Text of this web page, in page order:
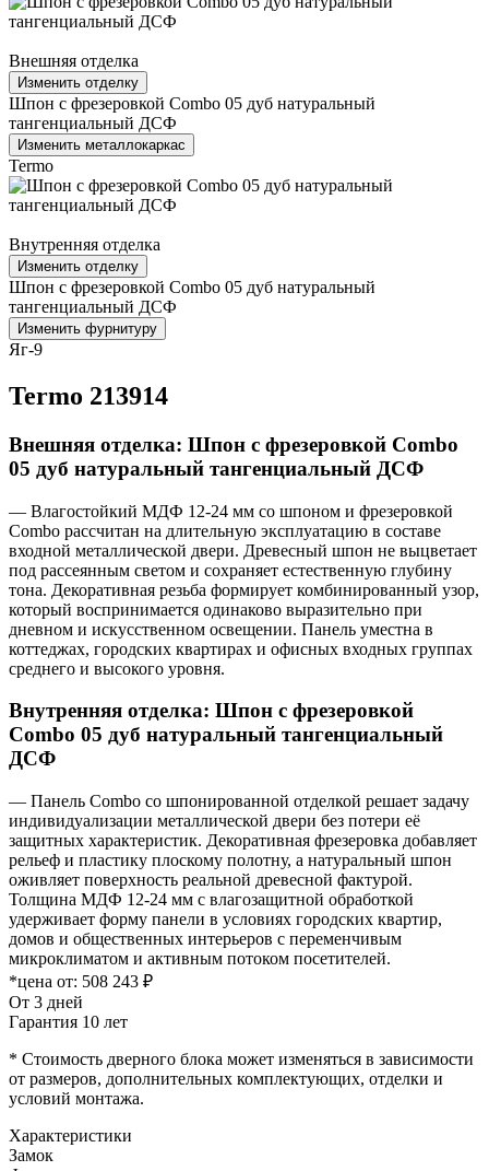
Внешняя отделка
Изменить отделку
Шпон с фрезеровкой Combo 05 дуб натуральный
тангенциальный ДСФ
Изменить металлокаркас
Termo
Внутренняя отделка
Изменить отделку
Шпон с фрезеровкой Combo 05 дуб натуральный
тангенциальный ДСФ
Изменить фурнитуру
Яг-9
Termo 213914
Внешняя отделка: Шпон с фрезеровкой Combo
05 дуб натуральный тангенциальный ДСФ
— Влагостойкий МДФ 12-24 мм со шпоном и фрезеровкой
Combo рассчитан на длительную эксплуатацию в составе
входной металлической двери. Древесный шпон не выцветает
под рассеянным светом и сохраняет естественную глубину
тона. Декоративная резьба формирует комбинированный узор,
который воспринимается одинаково выразительно при
дневном и искусственном освещении. Панель уместна в
коттеджах, городских квартирах и офисных входных группах
среднего и высокого уровня.
Внутренняя отделка: Шпон с фрезеровкой
Combo 05 дуб натуральный тангенциальный
ДСФ
— Панель Combo со шпонированной отделкой решает задачу
индивидуализации металлической двери без потери её
защитных характеристик. Декоративная фрезеровка добавляет
рельеф и пластику плоскому полотну, а натуральный шпон
оживляет поверхность реальной древесной фактурой.
Толщина МДФ 12-24 мм с влагозащитной обработкой
удерживает форму панели в условиях городских квартир,
домов и общественных интерьеров с переменчивым
микроклиматом и активным потоком посетителей.
*цена от: 508 243 ₽
От 3 дней
Гарантия 10 лет
* Стоимость дверного блока может изменяться в зависимости
от размеров, дополнительных комплектующих, отделки и
условий монтажа.
Характеристики
Замок